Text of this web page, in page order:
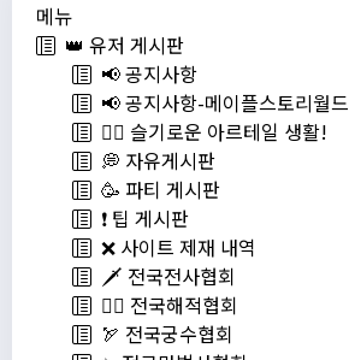
메뉴
👑 유저 게시판
📢 공지사항
📢 공지사항-메이플스토리월드
💁‍♂ 슬기로운 아르테일 생활!
💭 자유게시판
🥳 파티 게시판
❗️ 팁 게시판
❌ 사이트 제재 내역
🗡️ 전국전사협회
🏴‍☠️ 전국해적협회
🏹 전국궁수협회